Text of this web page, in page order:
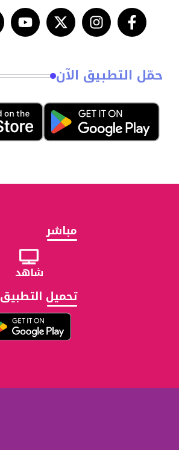
حمّل التطبيق الآن
مباشر
شاهد
تحميل التطبيق